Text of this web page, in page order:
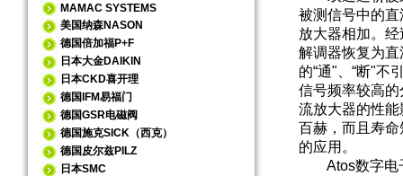
MAMAC SYSTEMS
美国纳森NASON
德国倍加福P+F
日本大金DAIKIN
日本CKD喜开理
德国IFM易福门
德国GSR电磁阀
德国施克SICK（西克）
德国皮尔兹PILZ
日本SMC
被测信号中的
放大器相加。
解调器恢复为
的“通"、“断"不
信号频率较高
流放大器的性
百赫，而且寿
的应用。
Atos数字电子